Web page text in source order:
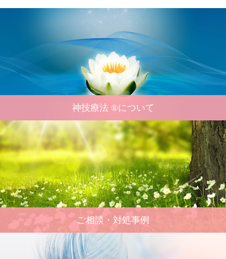
神技療法 ®について
ご相談・対処事例